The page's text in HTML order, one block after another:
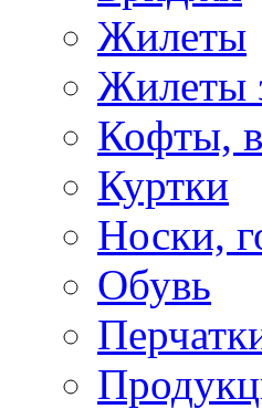
Жилеты
Жилеты
Кофты,
Куртки
Носки,
Обувь